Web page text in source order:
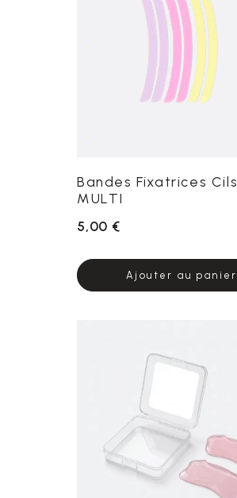
Bandes Fixatrices Cils
MULTI
5,00 €
Ajouter au panier